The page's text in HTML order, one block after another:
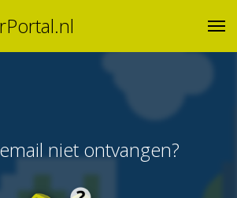
niet ontvangen?